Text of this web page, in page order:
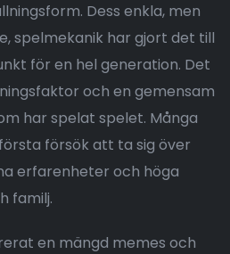
Dess enkla, men
spelmekanik har gjort det till
för en hel generation. Det
och en gemensam
har spelat spelet. Många
försök att ta sig över
erfarenheter och höga
familj.
en mängd memes och